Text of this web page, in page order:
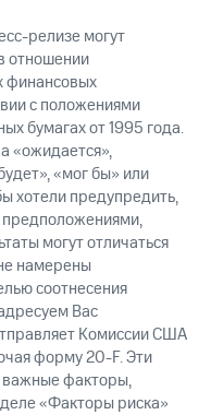
релизе могут
отношении
финансовых
с положениями
бумагах от 1995 года.
«ожидается»,
«мог бы» или
хотели предупредить,
предположениями,
могут отличаться
намерены
соотнесения
Вас
Комиссии США
форму 20-F. Эти
факторы,
«Факторы риска»